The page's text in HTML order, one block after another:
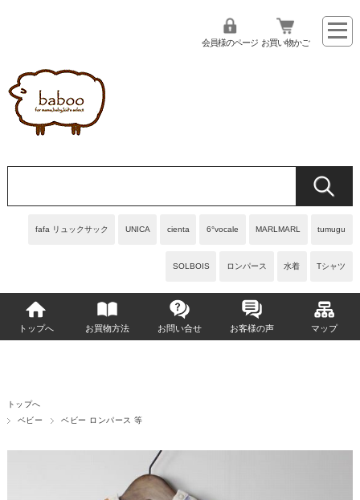
fafa リュックサック UNICA cienta 6°vocale MARLMARL tumugu
SOLBOIS ロンパース 水着 Tシャツ
会員様のページ お買い物かご
トップへ お買物方法 お問い合せ お客様の声 マップ
トップへ
ベビー
ベビー ロンパース 等